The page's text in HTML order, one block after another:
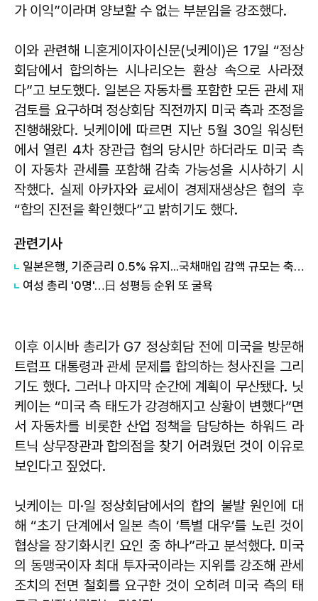
가 이익”이라며 양보할 수 없는 부분임을 강조했다.
이와 관련해 니혼게이자이신문(닛케이)은 17일 “정상
회담에서 합의하는 시나리오는 환상 속으로 사라졌
다”고 보도했다. 일본은 자동차를 포함한 모든 관세 재
검토를 요구하며 정상회담 직전까지 미국 측과 조정을
진행해왔다. 닛케이에 따르면 지난 5월 30일 워싱턴
에서 열린 4차 장관급 협의 당시만 하더라도 미국 측
이 자동차 관세를 포함해 감축 가능성을 시사하기 시
작했다. 실제 아카자와 료세이
경제재생상은 협의 후
“합의 진전을 확인했다”고 밝히기도 했다.
관련기사
일본은행, 기준금리 0.5% 유지...국채매입 감액 규모는 축소
여성 총리 '0명'…日 성평등 순위 또 굴욕
이후 이시바 총리가 G7 정상회담 전에 미국을 방문해
트럼프 대통령과 관세 문제를 합의하는 청사진을 그리
기도 했다. 그러나 마지막 순간에 계획이 무산됐다. 닛
케이는 “미국 측 태도가 강경해지고 상황이 변했다”면
서 자동차를 비롯한 산업 정책을 담당하는 하워드 라
트닉 상무장관과 합의점을 찾기 어려웠던 것이 이유로
보인다고 짚었다.
닛케이는 미·일 정상회담에서의 합의 불발 원인에 대
해 “초기 단계에서 일본 측이 ‘특별 대우’를 노린 것이
협상을 장기화시킨 요인 중 하나”라고 분석했다. 미국
의 동맹국이자 최대 투자국이라는 지위를 강조해 관세
조치의 전면 철회를 요구한 것이 오히려 미국 측의 태